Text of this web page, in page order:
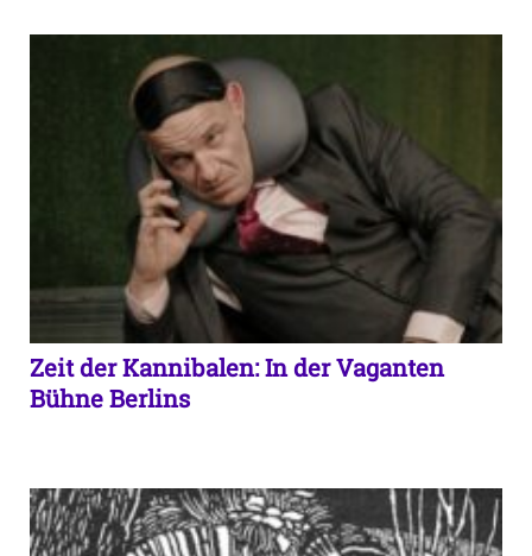
Zeit der Kannibalen: In der Vaganten
Bühne Berlins